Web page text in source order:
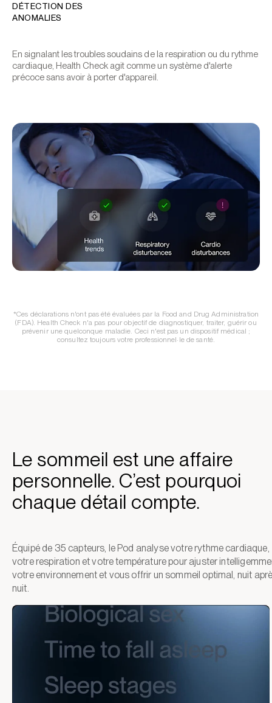
DÉTECTION DES
ANOMALIES
En signalant les troubles soudains de la respiration ou du rythme
cardiaque, Health Check agit comme un système d'alerte
précoce sans avoir à porter d'appareil.
*Ces déclarations n'ont pas été évaluées par la Food and Drug Administration
(FDA). Health Check n'a pas pour objectif de diagnostiquer, traiter, guérir ou
prévenir une quelconque maladie. Ceci n'est pas un dispositif médical ;
consultez toujours votre professionnel·le de santé.
Le sommeil est une affaire
personnelle. C’est pourquoi
chaque détail compte.
Équipé de 35 capteurs, le Pod analyse votre rythme cardiaque,
votre respiration et votre température pour ajuster
votre environnement et vous offrir un sommeil optimal, nuit
nuit.